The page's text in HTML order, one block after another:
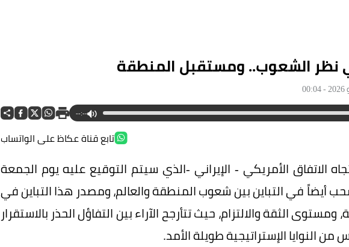
نظر الشعوب.. ومستقبل المنطقة
--:--
تابع قناة عكاظ على الواتساب
الاتفاق الأمريكي - الإيراني -الذي سيتم التوقيع عليه يوم الجمعة
أيضاً في التباين بين شعوب المنطقة والعالم، ومصدر هذا التباين في
الثقة والالتزام، حيث تتأرجح الآراء بين التفاؤل الحذر بالاستقرار
النوايا الإستراتيجية طويلة الأمد.